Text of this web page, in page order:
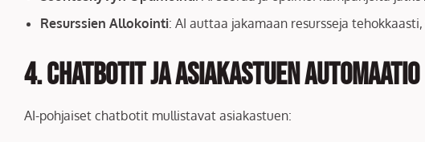
Resurssien Allokointi: AI auttaa jakamaan resursseja
4. Chatbotit ja Asiakastuen Automaatio
AI-pohjaiset chatbotit mullistavat asiakastuen: